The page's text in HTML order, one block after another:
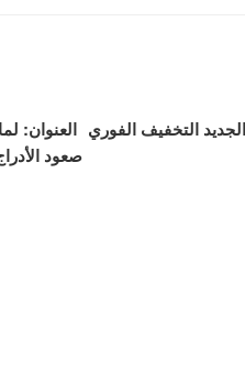
العنوان:
صعود
التخفيف الفوري